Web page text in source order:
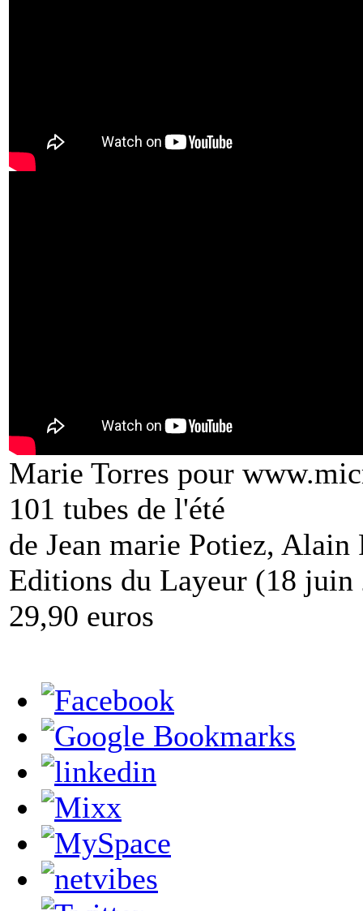
Marie Torres pour
101 tubes de l'été
de Jean marie Potiez, Alain
Editions du Layeur (18 juin
29,90 euros